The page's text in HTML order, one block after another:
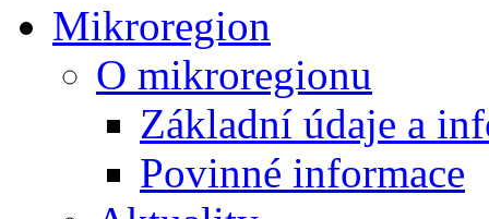
Mikroregion
O mikroregionu
Základní údaje a
Povinné informace